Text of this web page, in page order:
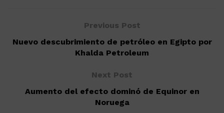
Previous Post
Nuevo descubrimiento de petróleo en Egipto por
Khalda Petroleum
Next Post
Aumento del efecto dominó de Equinor en
Noruega